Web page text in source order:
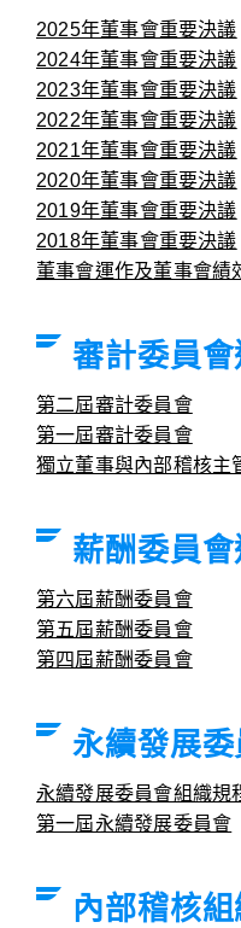
2025年董事會重要決議
2024年董事會重要決議
2023年董事會重要決議
2022年董事會重要決議
2021年董事會重要決議
2020年董事會重要決議
2019年董事會重要決議
2018年董事會重要決議
董事會運作及董事會績
審計委員
第二屆審計委員會
第一屆審計委員會
獨立董事與內部稽核主
薪酬委員
第六屆薪酬委員會
第五屆薪酬委員會
第四屆薪酬委員會
永續發展
永續發展委員會組織規
第一屆永續發展委員會
內部稽核